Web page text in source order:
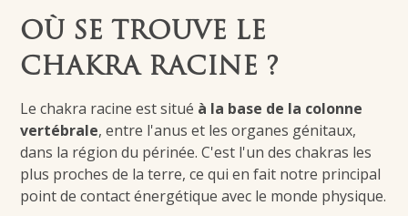
OÙ SE TROUVE LE
CHAKRA RACINE ?
Le chakra racine est situé à la base de la colonne
vertébrale, entre l'anus et les organes génitaux,
dans la région du périnée. C'est l'un des chakras les
plus proches de la terre, ce qui en fait notre principal
point de contact énergétique avec le monde physique.